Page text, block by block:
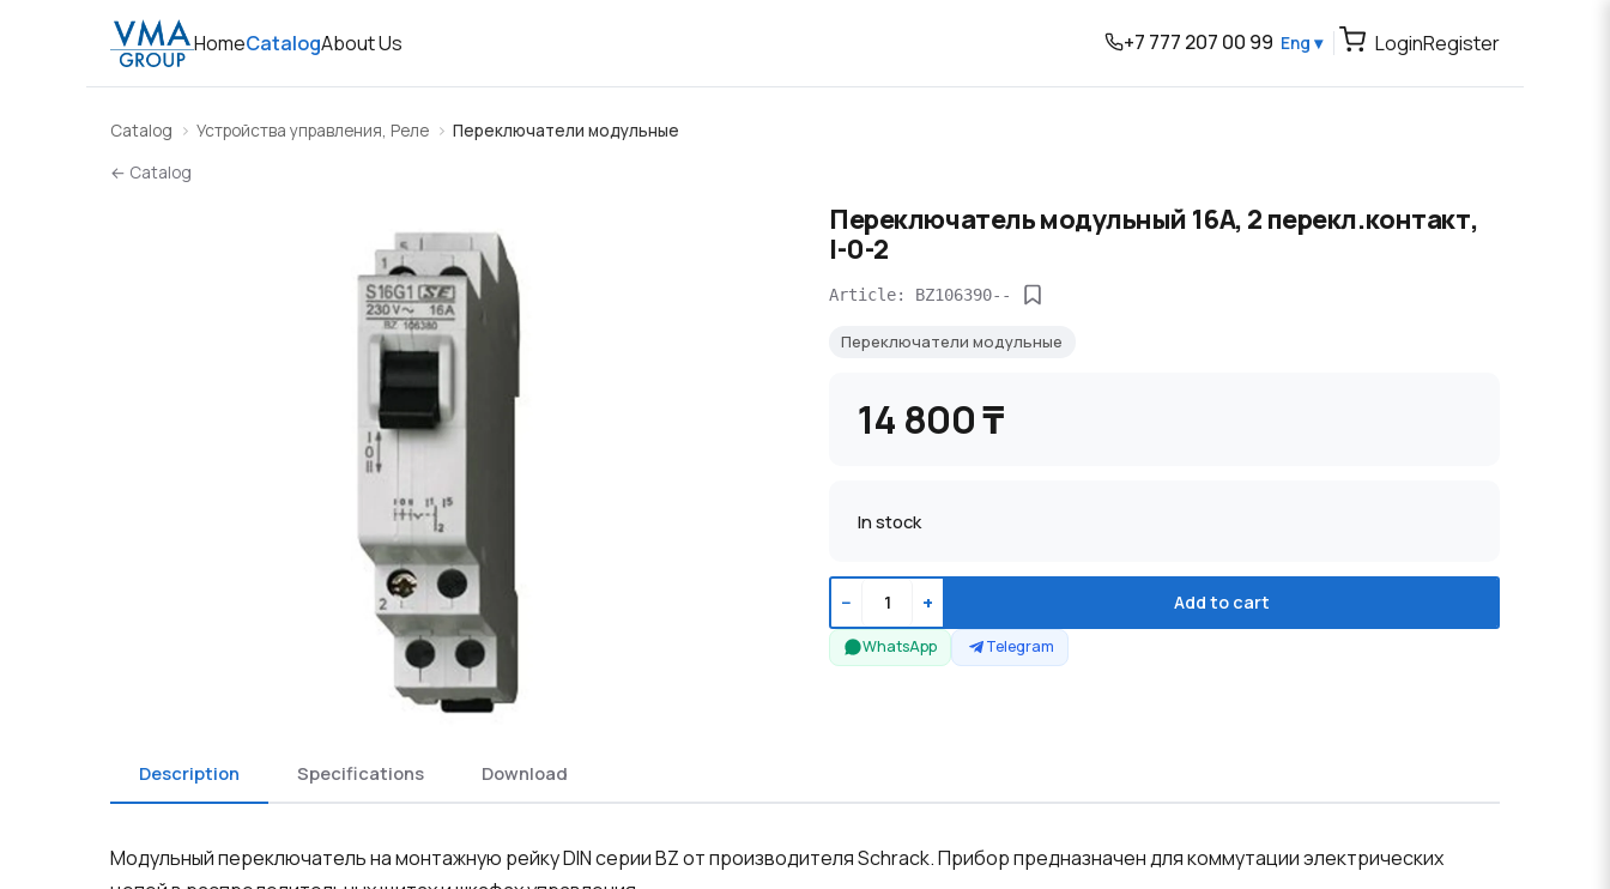
HomeCatalogAbout Us +7 777 207 00 99 Eng ▾ LoginRegister
Catalog Устройства управления, Реле
Переключатели модульные
← Catalog
Переключатель модульный 16А, 2 перекл.контакт,
І-0-2
Article: BZ106390--
Переключатели модульные
14 800 ₸
In stock
− + Add to cart
WhatsApp Telegram
Description Specifications Download
Модульный переключатель на монтажную рейку DIN серии BZ от производителя Schrack. Прибор предназначен для коммутации электрических